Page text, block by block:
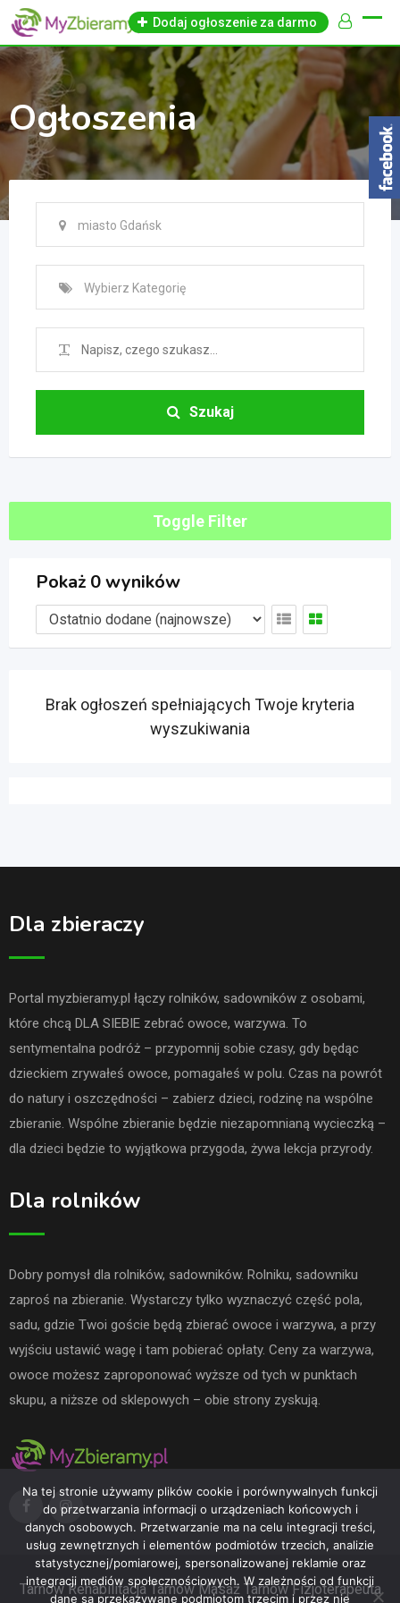
Skip
content
Dodaj ogłoszenie za darmo
Ogłoszenia
miasto Gdańsk
Wybierz Kategorię
Szukaj
Toggle Filter
Pokaż 0 wyników
Brak ogłoszeń spełniających Twoje kryteria
wyszukiwania
Dla zbieraczy
Portal myzbieramy.pl łączy rolników, sadowników z osobami,
które chcą DLA SIEBIE zebrać owoce, warzywa. To
sentymentalna podróż – przypomnij sobie czasy, gdy będąc
dzieckiem zrywałeś owoce, pomagałeś w polu. Czas na powrót
do natury i oszczędności – zabierz dzieci, rodzinę na wspólne
zbieranie. Wspólne zbieranie będzie niezapomnianą wycieczką –
dla dzieci będzie to wyjątkowa przygoda, żywa lekcja przyrody.
Dla rolników
Dobry pomysł dla rolników, sadowników. Rolniku, sadowniku
zaproś na zbieranie. Wystarczy tylko wyznaczyć część pola,
sadu, gdzie Twoi goście będą zbierać owoce i warzywa, a przy
wyjściu ustawić wagę i tam pobierać opłaty. Ceny za warzywa,
owoce możesz zaproponować wyższe od tych w punktach
skupu, a niższe od sklepowych – obie strony zyskują.
Tarnów Rehabilitacja Tarnów Masaż Tarnów Fizjoterapeuta
Na tej stronie używamy plików cookie i porównywalnych funkcji
do przetwarzania informacji o urządzeniach końcowych i
danych osobowych. Przetwarzanie ma na celu integracji treści,
usług zewnętrznych i elementów podmiotów trzecich, analizie
statystycznej/pomiarowej, spersonalizowanej reklamie oraz
integracji mediów społecznościowych. W zależności od funkcji
dane są przekazywane podmiotom trzecim i przez nie